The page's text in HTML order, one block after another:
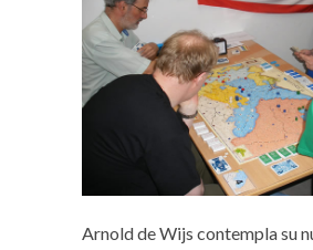
Arnold de Wijs contempla su